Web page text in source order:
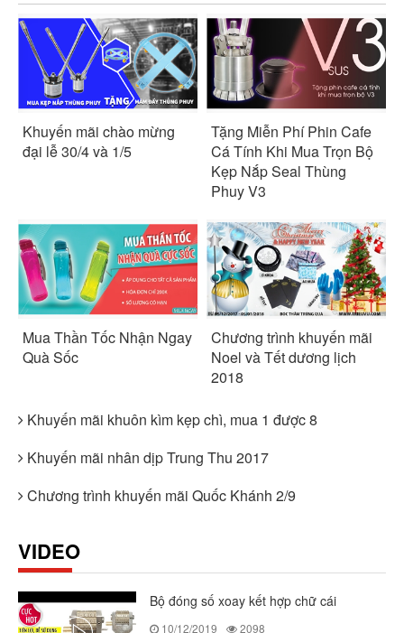
Khuyến mãi chào mừng
đại lễ 30/4 và 1/5
Tặng Miễn Phí Phin Cafe
Cá Tính Khi Mua Trọn Bộ
Kẹp Nắp Seal Thùng
Phuy V3
Mua Thần Tốc Nhận Ngay
Quà Sốc
Chương trình khuyến mãi
Noel và Tết dương lịch
2018
Khuyến mãi khuôn kìm kẹp chì, mua 1 được 8
Khuyến mãi nhân dịp Trung Thu 2017
Chương trình khuyến mãi Quốc Khánh 2/9
VIDEO
Bộ đóng số xoay kết hợp chữ cái
10/12/2019 2098